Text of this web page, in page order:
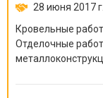
28 июня 2017 г.
Кровельные
Отделочные